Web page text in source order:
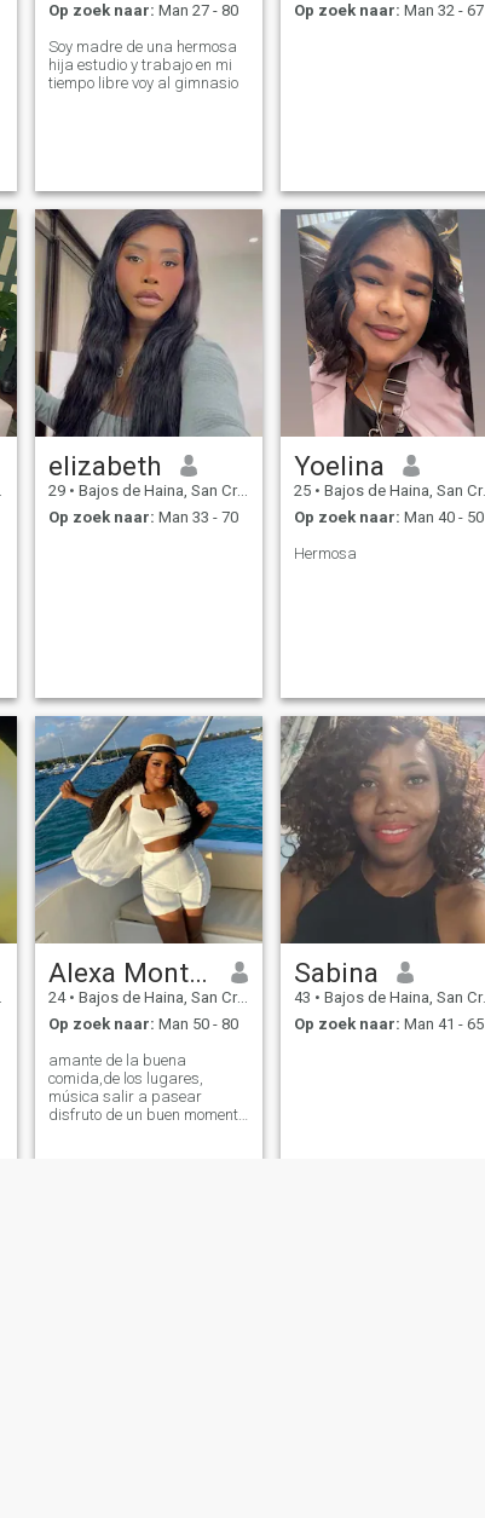
Op zoek naar: Man 27 - 80
Soy madre de una hermosa
hija estudio y trabajo en mi
tiempo libre voy al gimnasio
Op zoek naar: Man 32 - 67
elizabeth
29 • Bajos de Haina, San Cristóbal, Dominicaanse Rep.
Op zoek naar: Man 33 - 70
Yoelina
25 • Bajos de Haina, San Cristóbal, Dominicaanse Rep.
Op zoek naar: Man 40 - 50
Hermosa
Alexa Montero
24 • Bajos de Haina, San Cristóbal, Dominicaanse Rep.
Op zoek naar: Man 50 - 80
amante de la buena
comida,de los lugares,
música salir a pasear
disfruto de un buen momento
Sabina
43 • Bajos de Haina, San Cristóbal, Dominicaanse Rep.
Op zoek naar: Man 41 - 65